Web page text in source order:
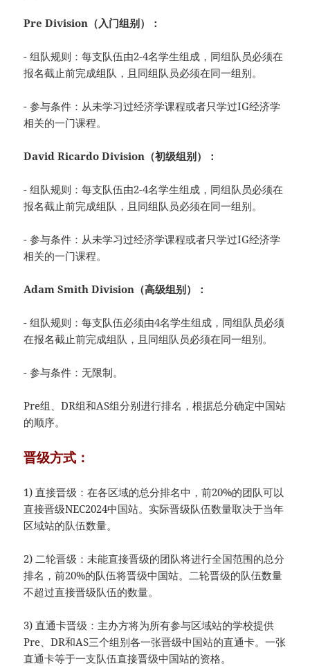
Pre Division（入门组别）：
- 组队规则：每支队伍由2-4名学生组成，同组队员必须在
报名截止前完成组队，且同组队员必须在同一组别。
- 参与条件：从未学习过经济学课程或者只学过IG经济学
相关的一门课程。
David Ricardo Division（初级组别）：
- 组队规则：每支队伍由2-4名学生组成，同组队员必须在
报名截止前完成组队，且同组队员必须在同一组别。
- 参与条件：从未学习过经济学课程或者只学过IG经济学
相关的一门课程。
Adam Smith Division（高级组别）：
- 组队规则：每支队伍必须由4名学生组成，同组队员必须
在报名截止前完成组队，且同组队员必须在同一组别。
- 参与条件：无限制。
Pre组、DR组和AS组分别进行排名，根据总分确定中国站
的顺序。
晋级方式：
1) 直接晋级：在各区域的总分排名中，前20%的团队可以
直接晋级NEC2024中国站。实际晋级队伍数量取决于当年
区域站的队伍数量。
2) 二轮晋级：未能直接晋级的团队将进行全国范围的总分
排名，前20%的队伍将晋级中国站。二轮晋级的队伍数量
不超过直接晋级队伍的数量。
3) 直通卡晋级：主办方将为所有参与区域站的学校提供
Pre、DR和AS三个组别各一张晋级中国站的直通卡。一张
直通卡等于一支队伍直接晋级中国站的资格。